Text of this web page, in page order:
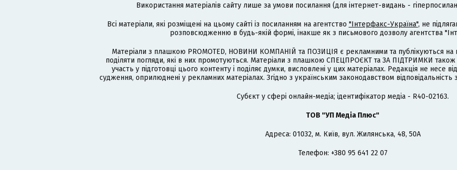
Використання матеріалів сайту лише за умови посилання (для інтернет-видань -
Всі матеріали, які розміщені на цьому сайті із посиланням на агентство "Інтерфакс-Україна", не
розповсюдженню в будь-якій формі, інакше як з письмового дозволу агентства
Матеріали з плашкою PROMOTED, НОВИНИ КОМПАНІЙ та ПОЗИЦІЯ є рекламними та публікуються на
поділяти погляди, які в них промотуються. Матеріали з плашкою СПЕЦПРОЄКТ та ЗА ПІДТРИМКИ
участь у підготовці цього контенту і поділяє думки, висловлені у цих матеріалах. Редакція не несе
судження, оприлюднені у рекламних матеріалах. Згідно з українським законодавством
Cубєкт у сфері онлайн-медіа; ідентифікатор медіа - R40-02163.
ТОВ "УП Медіа Плюс"
Адреса: 01032, м. Київ, вул. Жилянська, 48, 50А
Телефон: +380 95 641 22 07